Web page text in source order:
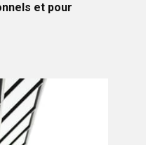
et pour